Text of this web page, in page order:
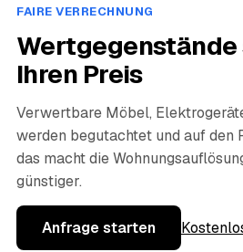
FAIRE VERRECHNUNG
Wertgegenstände
Ihren Preis
Verwertbare Möbel,
werden begutachtet und auf den
das macht die
günstiger.
Anfrage starten